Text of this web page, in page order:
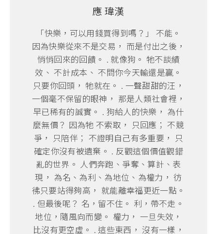
應 瑋漢
「快樂，可以用錢買得到嗎？」 不能。
因為快樂從來不是交易， 而是付出之後，
悄悄回來的回饋。 . 就像狗。 牠不談績
效、 不計成本、 不問你今天輸還是贏。
只要你回頭， 牠就在。 . 一聲甜甜的汪，
一個毫不保留的眼神， 那是人類社會裡，
早已稀有的誠實。 . 狗給人的快樂， 為什
麼無價？ 因為牠 不索取， 只回應； 不競
爭， 只陪伴； 不證明自己有多重要， 只
確定你沒有被遺棄。 . 反觀這個價值觀錯
亂的世界。 人們奔跑、爭奪、算計、表
現， 為名、為利、為地位、為權力， 彷
彿只要站得夠高， 就能離幸福更近一點。
. 但最後呢？ 名，留不住。 利，帶不走。
地位，隨風向而變。 權力， 一旦失效，
比沒有更空虛。 . 這些東西， 沒有一樣，